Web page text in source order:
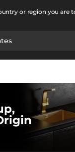
or region you are
,